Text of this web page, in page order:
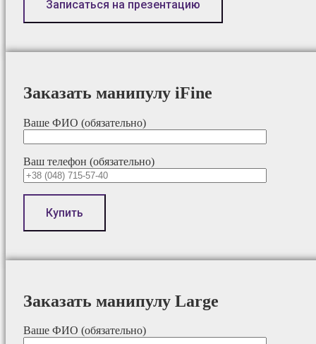
Заказать манипулу iFine
Ваше ФИО (обязательно)
Ваш телефон (обязательно)
Заказать манипулу Large
Ваше ФИО (обязательно)